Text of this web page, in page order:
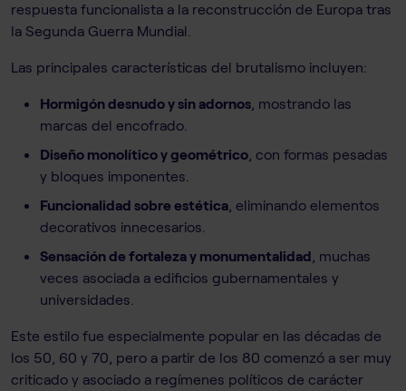
respuesta funcionalista a la reconstrucción de Europa tras
la Segunda Guerra Mundial.
Las principales características del brutalismo incluyen:
Hormigón desnudo y sin adornos , mostrando las
marcas del encofrado.
Diseño monolítico y geométrico , con formas pesadas
y bloques imponentes.
Funcionalidad sobre estética , eliminando elementos
decorativos innecesarios.
Sensación de fortaleza y monumentalidad , muchas
veces asociada a edificios gubernamentales y
universidades.
Este estilo fue especialmente popular en las décadas de
los 50, 60 y 70, pero a partir de los 80 comenzó a ser muy
criticado y asociado a regímenes políticos de carácter